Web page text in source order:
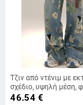
Τζιν από ντένιμ με
σχέδιο, υψηλή μέση,
γραμμή, μήκος μέχρι
46.54€